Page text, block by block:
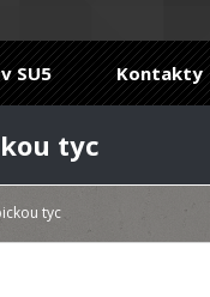
SU5 Kontakty
tyc
tyc